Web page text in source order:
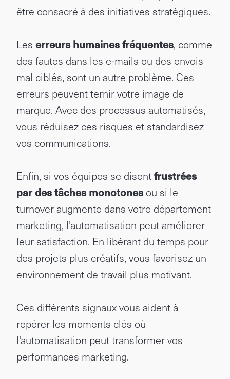
être consacré à des initiatives stratégiques.
Les erreurs humaines fréquentes, comme
des fautes dans les e-mails ou des envois
mal ciblés, sont un autre problème. Ces
erreurs peuvent ternir votre image de
marque. Avec des processus automatisés,
vous réduisez ces risques et standardisez
vos communications.
Enfin, si vos équipes se disentfrustrées
par des tâches monotonesou si le
turnover augmente dans votre département
marketing, l'automatisation peut améliorer
leur satisfaction. En libérant du temps pour
des projets plus créatifs, vous favorisez un
environnement de travail plus motivant.
Ces différents signaux vous aident à
repérer les moments clés où
l'automatisation peut transformer vos
performances marketing.